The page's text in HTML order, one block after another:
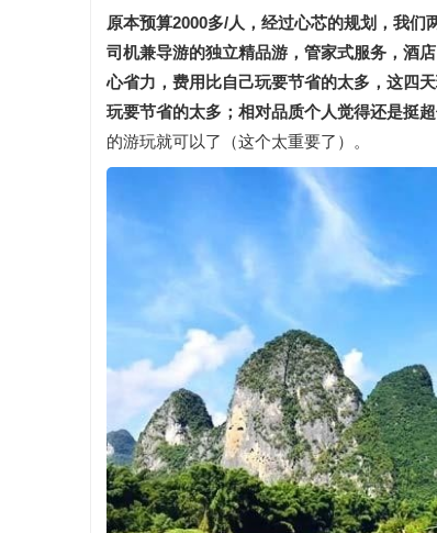
原本预算2000多/人，经过心芯的规划，我
司机兼导游的独立精品游，管家式服务，酒
心省力，费用比自己玩要节省的太多，这四
玩要节省的太多；相对品质个人觉得还是挺超
的游玩就可以了（这个太重要了）。